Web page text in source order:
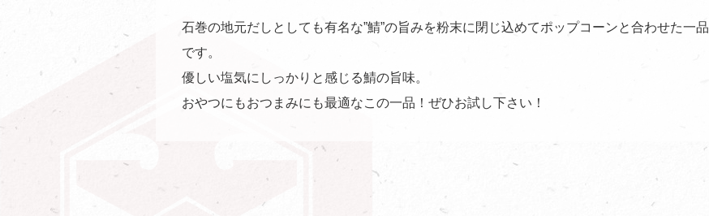
石巻の地元だしとしても有名な”鯖”の旨みを粉末に閉じ込めてポップコーンと合わせた一品
です。
優しい塩気にしっかりと感じる鯖の旨味。
おやつにもおつまみにも最適なこの一品！ぜひお試し下さい！